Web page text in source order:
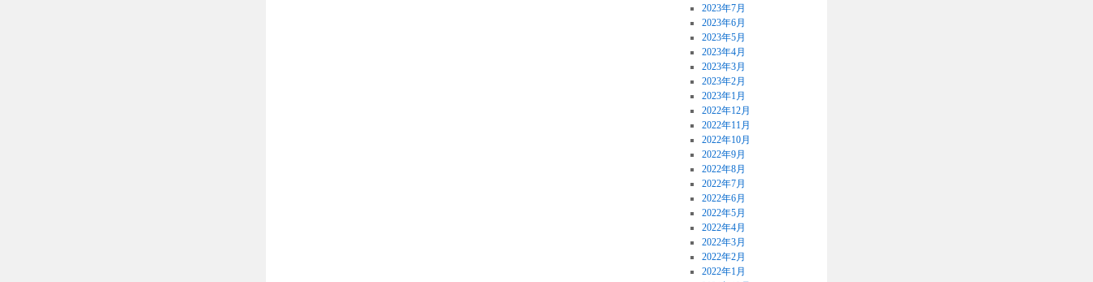
2023年7月
2023年6月
2023年5月
2023年4月
2023年3月
2023年2月
2023年1月
2022年12月
2022年11月
2022年10月
2022年9月
2022年8月
2022年7月
2022年6月
2022年5月
2022年4月
2022年3月
2022年2月
2022年1月